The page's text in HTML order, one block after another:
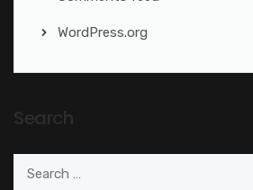
WordPress.org
Search